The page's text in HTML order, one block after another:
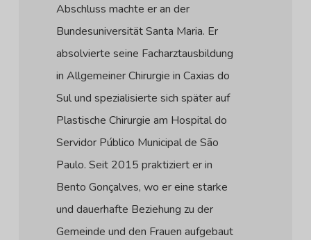
Abschluss machte er an der
Bundesuniversität Santa Maria. Er
absolvierte seine Facharztausbildung
in Allgemeiner Chirurgie in Caxias do
Sul und spezialisierte sich später auf
Plastische Chirurgie am Hospital do
Servidor Público Municipal de São
Paulo. Seit 2015 praktiziert er in
Bento Gonçalves, wo er eine starke
und dauerhafte Beziehung zu der
Gemeinde und den Frauen aufgebaut